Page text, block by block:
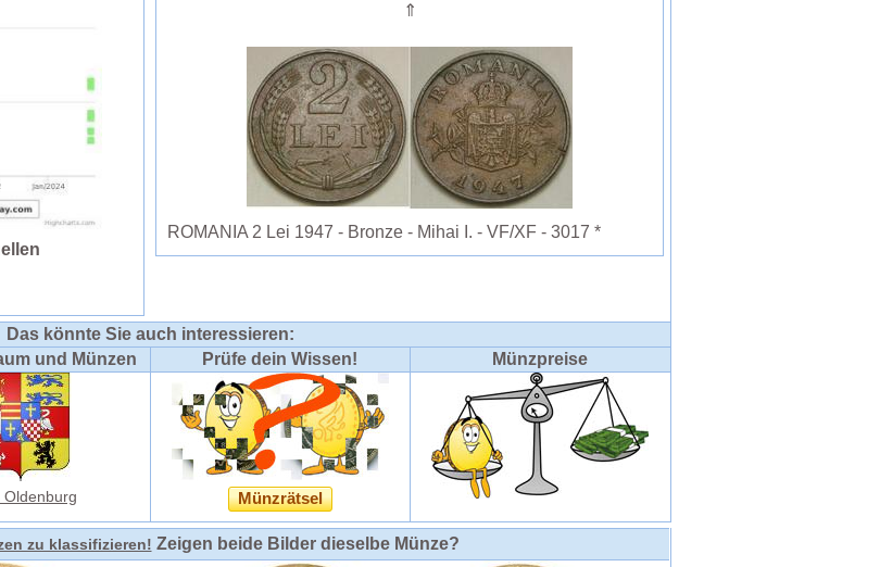
⇑
ROMANIA 2 Lei 1947 - Bronze - Mihai I. - VF/XF - 3017 *
Das könnte Sie auch interessieren:
und Münzen
Oldenburg
Prüfe dein Wissen!
Münzrätsel
Münzpreise
zu klassifizieren! Zeigen beide Bilder dieselbe Münze?